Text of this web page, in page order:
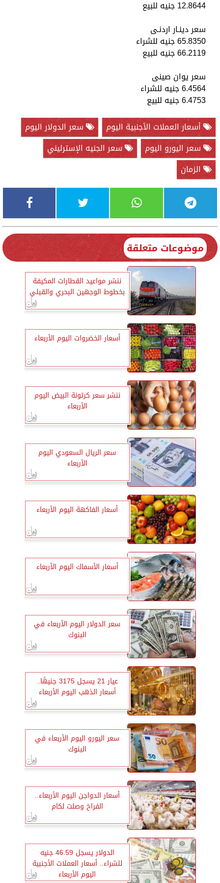
12.8644 جنيه للبيع
سعر دينـار اردنـى
65.8350 جنيه للشراء
66.2119 جنيه للبيع
سعر يوان صينى
6.4564 جنيه للشراء
6.4753 جنيه للبيع
أسعار العملات الأجنبية اليوم
سعر الدولار اليوم
سعر اليورو اليوم
سعر الجنيه الإسترليني
الزمان
موضوعات متعلقة
ننشر مواعيد القطارات المكيفة
بخطوط الوجهين البحري والقبلي
أسعار الخضروات اليوم الأربعاء
ننشر سعر كرتونة البيض اليوم
الأربعاء
سعر الريال السعودي اليوم
الأربعاء
أسعار الفاكهة اليوم الأربعاء
أسعار الأسماك اليوم الأربعاء
سعر الدولار اليوم الأربعاء في
البنوك
عيار 21 يسجل 3175 جنيهًا..
أسعار الذهب اليوم الأربعاء
سعر اليورو اليوم الأربعاء في
البنوك
أسعار الدواجن اليوم الأربعاء..
الفراخ وصلت لكام
الدولار يسجل 46.59 جنيه
للشراء.. أسعار العملات الأجنبية
اليوم الأربعاء